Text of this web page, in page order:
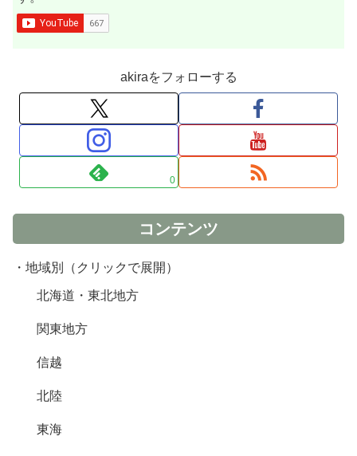
akiraをフォローする
0
コンテンツ
・地域別（クリックで展開）
北海道・東北地方
関東地方
信越
北陸
東海